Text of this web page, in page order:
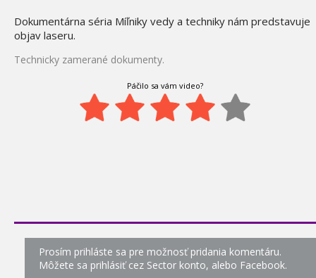
39.
Míľniky vedy a techniky -
Elektromagnetické vlny
0:45
41.
Míľniky vedy a techniky -
1:38
špekulácie
44.
Moderné zázraky -
Najväčšie stroje sveta 4
Dokumentárna séria Míľniky vedy a techniky nám predstavuje
objav laseru.
Technicky zamerané dokumenty.
Páčilo sa vám video?
Prosím prihláste sa pre možnosť pridania komentáru.
Môžete sa prihlásiť cez Sector konto, alebo Facebook.